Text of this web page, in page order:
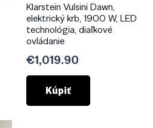
Klarstein Vulsini Dawn,
elektrický krb, 1900 W, LED
technológia, diaľkové
ovládanie
€1,019.90
Kúpiť